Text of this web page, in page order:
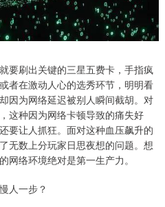
要刷出关键的三星五费卡，手指疯
者在激动人心的选秀环节，明明看
因为网络延迟被别人瞬间截胡。对
这种因为网络卡顿导致的痛失好
要让人抓狂。面对这种血压飙升的
无数上分玩家日思夜想的问题。想
网络环境绝对是第一生产力。
人一步？